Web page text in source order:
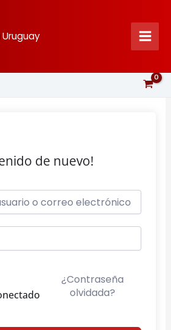
de nuevo!
¿Contraseña
olvidada?